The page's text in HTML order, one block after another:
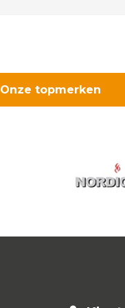
Onze topmerken